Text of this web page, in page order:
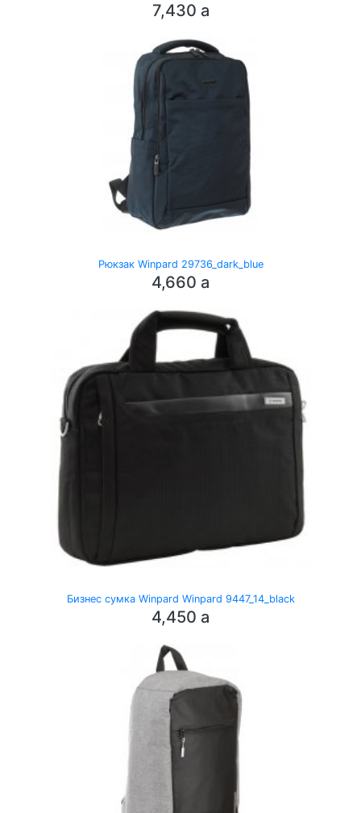
7,430 a
Рюкзак Winpard 29736_dark_blue
4,660 a
Бизнес сумка Winpard Winpard 9447_14_black
4,450 a